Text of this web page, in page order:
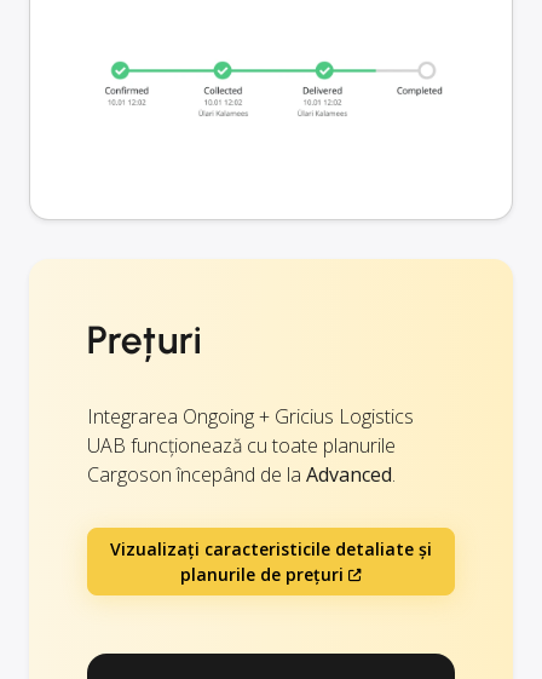
Prețuri
Integrarea Ongoing + Gricius Logistics
UAB funcționează cu toate planurile
Cargoson începând de la Advanced.
Vizualizați caracteristicile detaliate și
planurile de prețuri